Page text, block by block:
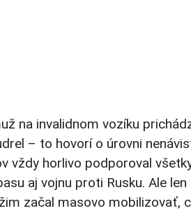
na invalidnom vozíku
– to hovorí o úrovni
vždy horlivo podporoval
aj vojnu proti Rusku. Ale
začal masovo